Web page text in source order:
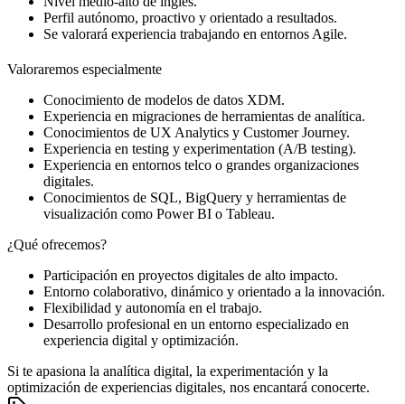
Perfil autónomo, proactivo y orientado a resultados.
Se valorará experiencia trabajando en entornos Agile.
Valoraremos especialmente
Conocimiento de modelos de datos XDM.
Experiencia en migraciones de herramientas de analítica.
Conocimientos de UX Analytics y Customer Journey.
Experiencia en testing y experimentation (A/B testing).
Experiencia en entornos telco o grandes organizaciones
digitales.
Conocimientos de SQL, BigQuery y herramientas de
visualización como Power BI o Tableau.
¿Qué ofrecemos?
Participación en proyectos digitales de alto impacto.
Entorno colaborativo, dinámico y orientado a la innovación.
Flexibilidad y autonomía en el trabajo.
Desarrollo profesional en un entorno especializado en
experiencia digital y optimización.
Si te apasiona la analítica digital, la experimentación y la
optimización de experiencias digitales, nos encantará conocerte.